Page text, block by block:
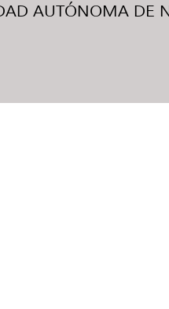
AUTÓNOMA DE